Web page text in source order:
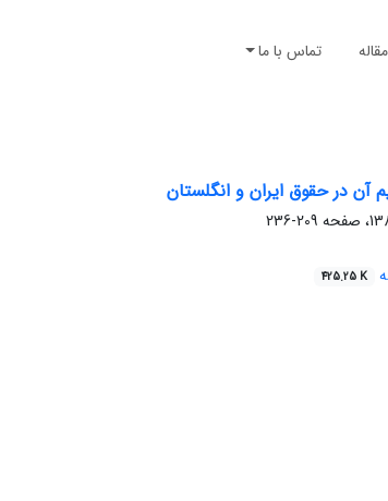
تماس با ما
آن در حقوق ایران و انگلستان
209-236
425.25 K